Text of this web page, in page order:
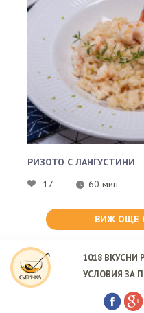
РИЗОТО С ЛАНГУСТИНИ
17
60 мин
ВИЖ ОЩЕ
1018 ВКУСНИ
УСЛОВИЯ ЗА